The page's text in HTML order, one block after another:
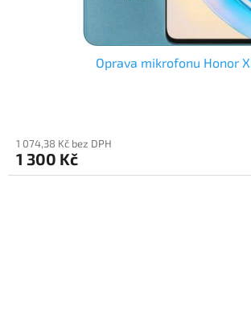
Oprava mikrofonu Honor
1 074,38 Kč bez DPH
1 300 Kč